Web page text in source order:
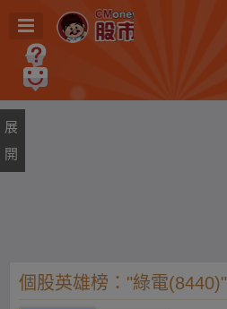
遊戲
個股英雄榜："綠電(8440)"